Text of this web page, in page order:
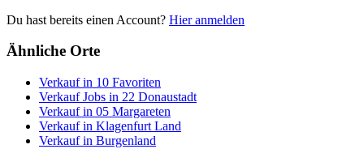
Du hast bereits einen Account? Hier anmelden
Ähnliche Orte
Verkauf in 10 Favoriten
Verkauf Jobs in 22 Donaustadt
Verkauf in 05 Margareten
Verkauf in Klagenfurt Land
Verkauf in Burgenland